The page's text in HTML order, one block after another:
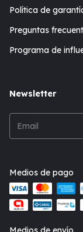
Política de
Preguntas
Programa de
Newsletter
Medios de pago